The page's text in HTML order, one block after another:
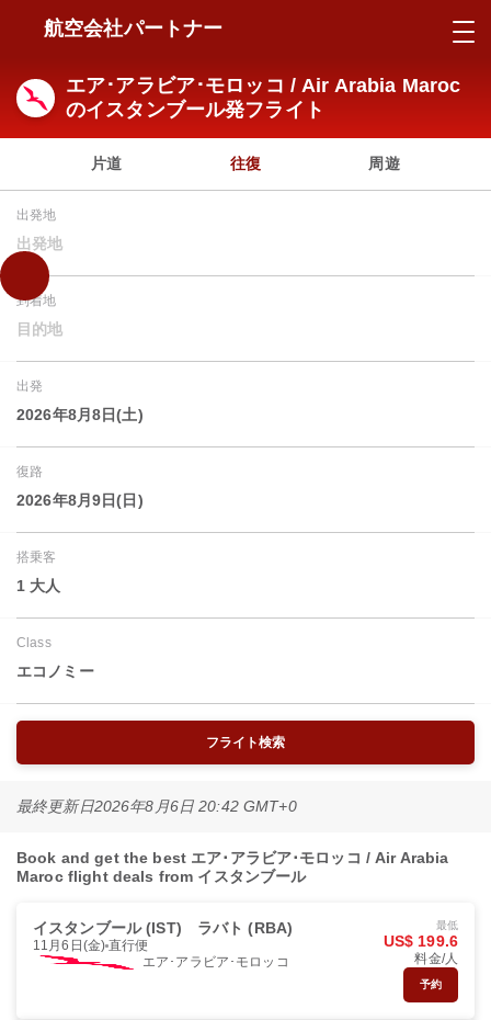
航空会社パートナー
エア･アラビア･モロッコ / Air Arabia Maroc
のイスタンブール発フライト
片道 往復 周遊
出発地
出発地
到着地
目的地
出発
2026年8月8日(土)
復路
2026年8月9日(日)
搭乗客
1 大人
Class
エコノミー
フライト検索
最終更新日2026年8月6日 20:42 GMT+0
Book and get the best エア･アラビア･モロッコ / Air Arabia
Maroc flight deals from イスタンブール
イスタンブール (IST) ラバト (RBA)
11月6日(金) 直行便
エア･アラビア･モロッコ
最低
US$ 199.6
料金/人
予約